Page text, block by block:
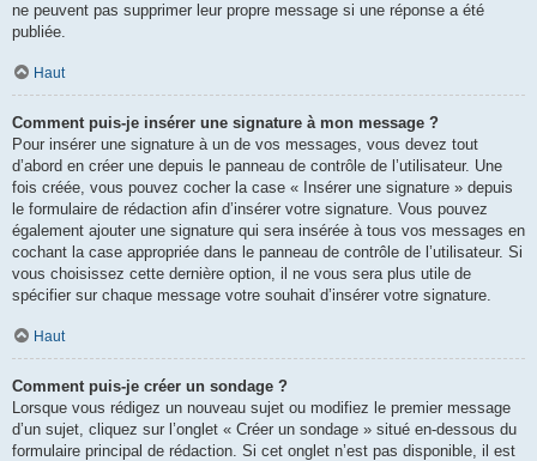
ne peuvent pas supprimer leur propre message si une réponse a été
publiée.
Haut
Comment puis-je insérer une signature à mon message ?
Pour insérer une signature à un de vos messages, vous devez tout
d’abord en créer une depuis le panneau de contrôle de l’utilisateur. Une
fois créée, vous pouvez cocher la case « Insérer une signature » depuis
le formulaire de rédaction afin d’insérer votre signature. Vous pouvez
également ajouter une signature qui sera insérée à tous vos messages en
cochant la case appropriée dans le panneau de contrôle de l’utilisateur. Si
vous choisissez cette dernière option, il ne vous sera plus utile de
spécifier sur chaque message votre souhait d’insérer votre signature.
Haut
Comment puis-je créer un sondage ?
Lorsque vous rédigez un nouveau sujet ou modifiez le premier message
d’un sujet, cliquez sur l’onglet « Créer un sondage » situé en-dessous du
formulaire principal de rédaction. Si cet onglet n’est pas disponible, il est